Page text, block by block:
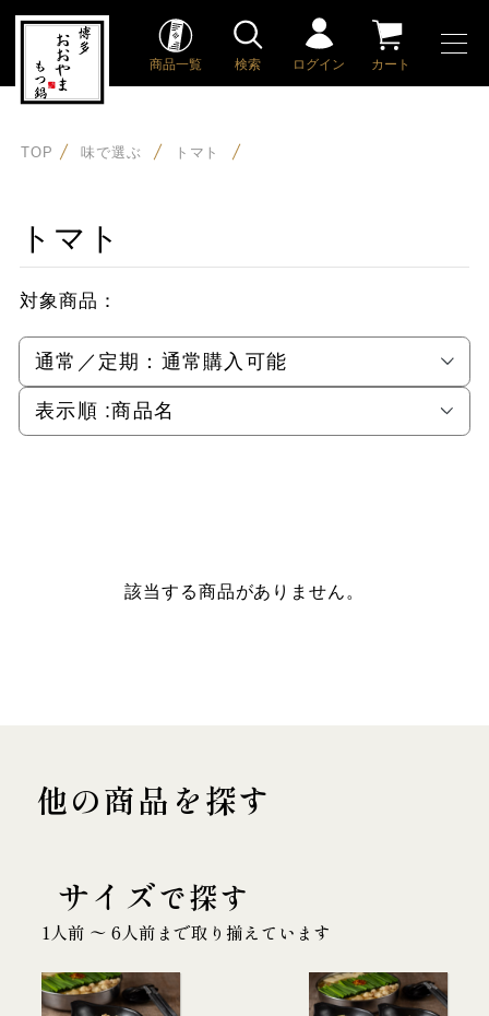
商品一覧 検索 ログイン カート
TOP 味で選ぶ トマト
トマト
対象商品：
通常／定期： 通常購入可能
表示順 :商品名
該当する商品がありません。
他の商品を探す
サイズで探す
1人前 〜 6人前まで取り揃えています